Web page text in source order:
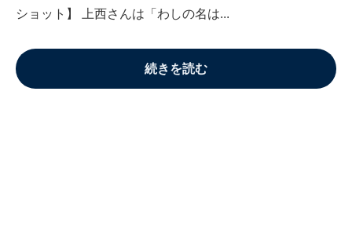
ショット】 上西さんは「わしの名は...
続きを読む